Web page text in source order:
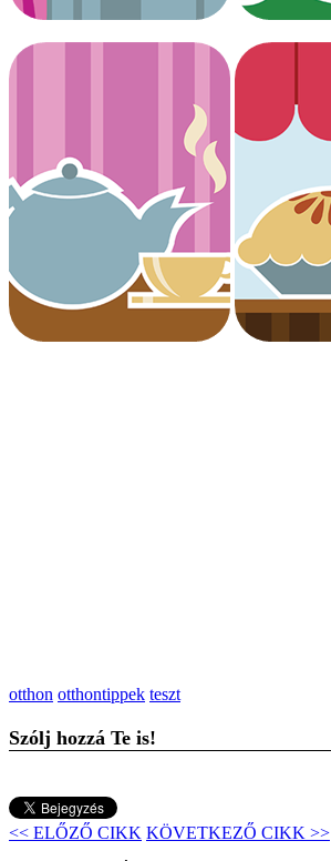
otthon otthontippek teszt
Szólj hozzá Te is!
<< ELŐZŐ CIKK KÖVETKEZŐ CIKK >>